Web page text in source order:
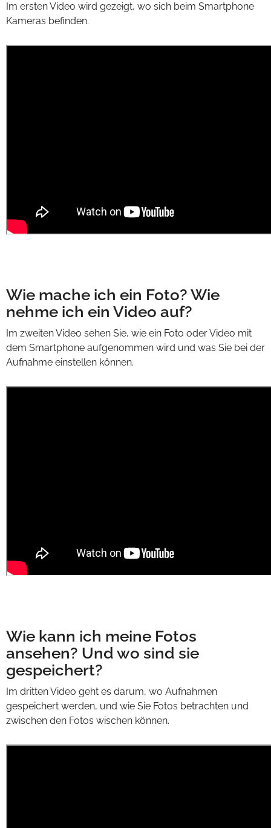
Im ersten Video wird gezeigt, wo sich beim Smartphone
Kameras befinden.
Wie mache ich ein Foto? Wie
nehme ich ein Video auf?
Im zweiten Video sehen Sie, wie ein Foto oder Video mit
dem Smartphone aufgenommen wird und was Sie bei der
Aufnahme einstellen können.
Wie kann ich meine Fotos
ansehen? Und wo sind sie
gespeichert?
Im dritten Video geht es darum, wo Aufnahmen
gespeichert werden, und wie Sie Fotos betrachten und
zwischen den Fotos wischen können.